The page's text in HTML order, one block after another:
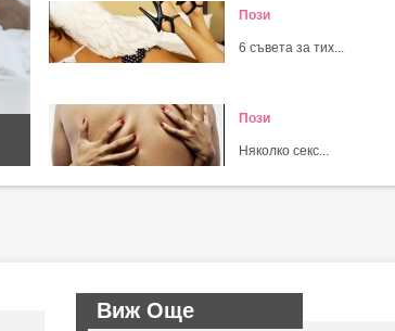
Пози
6 съвета за тих...
Пози
Няколко секс...
Виж Още